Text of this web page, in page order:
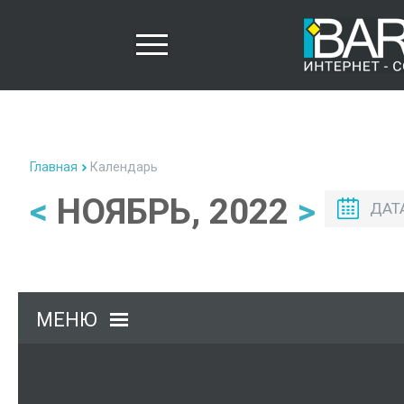
Главная Календарь
< НОЯБРЬ, 2022 >
МЕНЮ